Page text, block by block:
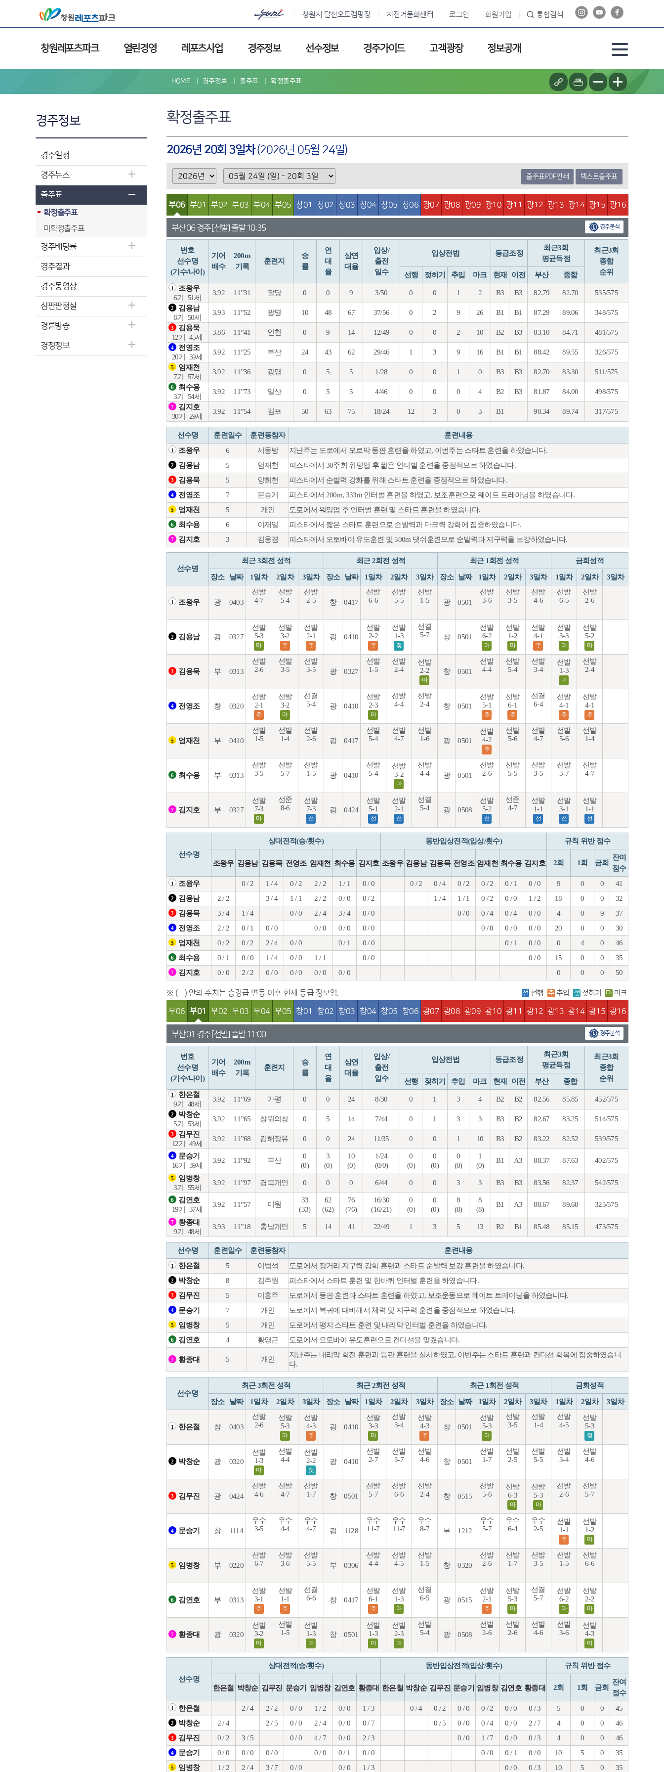
창원시 달천오토캠핑장 자전거문화센터 로그인 회원가입 통합검색
창원레포츠파크 열린경영 레포츠사업 경주정보 선수정보 경주가이드 고객광장 정보공개
경주정보
경주일정
경주뉴스
출주표
확정출주표
미확정출주표
경주배당률
경주결과
경주동영상
심판판정실
경륜방송
경정정보
HOME 경주정보 출주표 확정출주표
확정출주표
2026년 20회 3일차(2026년 05월 24일)
출주표PDF인쇄 텍스트출주표
부06 부01 부02 부03 부04 부05 창01 창02 창03 창04 창05 창06 광07 광08 광09 광10 광11 광12 광13 광14 광15 광16
부산 06 경주 [선발] 출발 10:35 경주분석
번호
선수명
(기수/나이)
기어
배수
200m
기록
훈련지
승
률
연
대
율
삼연
대율
입상/
출전
일수
입상전법 등급조정
최근3회
평균득점
최근3회
종합
순위
선행 젖히기 추입 마크 현재 이전 부산 종합
1
조왕우
6기
51세
3.92 11”31 팔당 0 0 9 3/50 0 0 1 2 B3 B3 82.79 82.70 535/575
2
김용남
8기
50세
3.93 11”52 광명 10 48 67 37/56 0 2 9 26 B1 B1 87.29 89.06 348/575
3
김용묵
12기
45세
3.86 11”41 인천 0 9 14 12/49 0 0 2 10 B2 B3 83.10 84.71 481/575
4
전영조
20기
39세
3.92 11”25 부산 24 43 62 29/46 1 3 9 16 B1 B1 88.42 89.55 326/575
5
엄재천
7기
57세
3.92 11”36 광명 0 5 5 1/28 0 0 1 0 B3 B3 82.70 83.30 511/575
6
최수용
3기
54세
3.92 11”73 일산 0 5 5 4/46 0 0 0 4 B2 B3 81.87 84.00 498/575
7
김지호
30기
29세
3.92 11”54 김포 50 63 75 18/24 12 3 0 3 B1 90.34 89.74 317/575
선수명 훈련일수 훈련동참자 훈련내용
1 조왕우 6 서동방 지난주는 도로에서 오르막 등판 훈련을 하였고, 이번주는 스타트 훈련을 하였습니다.
2 김용남 5 엄재천 피스타에서 30주회 워밍업 후 짧은 인터벌 훈련을 중점적으로 하였습니다.
3 김용묵 5 양희천 피스타에서 순발력 강화를 위해 스타트 훈련을 중점적으로 하였습니다.
4 전영조 7 문승기 피스타에서 200m, 333m 인터벌 훈련을 하였고, 보조훈련으로 웨이트 트레이닝을 하였습니다.
5 엄재천 5 개인 도로에서 워밍업 후 인터벌 훈련 및 스타트 훈련을 하였습니다.
6 최수용 6 이재일 피스타에서 짧은 스타트 훈련으로 순발력과 마크력 강화에 집중하였습니다.
7 김지호 3 김웅겸 피스타에서 오토바이 유도훈련 및 500m 댓쉬훈련으로 순발력과 지구력을 보강하였습니다.
선수명
최근 3회전 성적 최근 2회전 성적 최근 1회전 성적 금회성적
장소 날짜 1일차 2일차 3일차 장소 날짜 1일차 2일차 3일차 장소 날짜 1일차 2일차 3일차 1일차 2일차 3일차
1 조왕우 광 0403
선발
4-7
선발
5-4
선발
2-5
창 0417
선발
6-6
선발
5-5
선발
1-5
광 0501
선발
3-6
선발
3-5
선발
4-6
선발
6-5
선발
2-6
2 김용남 광 0327
선발
5-3
마
선발
3-2
추
선발
2-1
추
광 0410
선발
2-2
추
선발
1-3
젖
선결
5-7
창 0501
선발
6-2
마
선발
1-2
마
선발
4-1
추
선발
3-3
마
선발
5-2
마
3 김용묵 부 0313
선발
2-6
선발
3-5
선발
3-5
광 0327
선발
1-5
선발
2-4
선발
2-2
마
창 0501
선발
4-4
선발
5-4
선발
3-4
선발
1-3
마
선발
2-4
4 전영조 창 0320
선발
2-1
추
선발
3-2
마
선결
5-4
광 0410
선발
2-3
마
선발
4-4
선발
2-4
창 0501
선발
5-1
추
선발
6-1
추
선결
6-4
선발
4-1
추
선발
4-1
추
5 엄재천 부 0410
선발
1-5
선발
1-4
선발
2-6
광 0417
선발
5-4
선발
4-7
선발
1-6
광 0501
선발
4-2
추
선발
5-6
선발
4-7
선발
5-6
선발
1-4
6 최수용 부 0313
선발
3-5
선발
5-7
선발
1-5
광 0410
선발
5-4
선발
3-2
마
선발
4-4
광 0501
선발
2-6
선발
5-5
선발
3-5
선발
3-7
선발
4-7
7 김지호 부 0327
선발
7-3
마
선준
8-6
선발
7-3
선
광 0424
선발
5-1
선
선발
2-1
선
선결
5-4
광 0508
선발
5-2
선
선준
4-7
선발
1-1
선
선발
3-1
선
선발
1-1
선
선수명
상대전적(승/횟수) 동반입상전적(입상/횟수) 규칙 위반 점수
조왕우 김용남 김용묵 전영조 엄재천 최수용 김지호 조왕우 김용남 김용묵 전영조 엄재천 최수용 김지호 2회 1회 금회
잔여
점수
1 조왕우 0 / 2 1 / 4 0 / 2 2 / 2 1 / 1 0 / 0 0 / 2 0 / 4 0 / 2 0 / 2 0 / 1 0 / 0 9 0 0 41
2 김용남 2 / 2 3 / 4 1 / 1 2 / 2 0 / 0 0 / 2 1 / 4 1 / 1 0 / 2 0 / 0 1 / 2 18 0 0 32
3 김용묵 3 / 4 1 / 4 0 / 0 2 / 4 3 / 4 0 / 0 0 / 0 0 / 4 0 / 4 0 / 0 4 0 9 37
4 전영조 2 / 2 0 / 1 0 / 0 0 / 0 0 / 0 0 / 0 0 / 0 0 / 0 0 / 0 20 0 0 30
5 엄재천 0 / 2 0 / 2 2 / 4 0 / 0 0 / 1 0 / 0 0 / 1 0 / 0 0 4 0 46
6 최수용 0 / 1 0 / 0 1 / 4 0 / 0 1 / 1 0 / 0 0 / 0 15 0 0 35
7 김지호 0 / 0 2 / 2 0 / 0 0 / 0 0 / 0 0 / 0 0 0 0 50
※ ( ) 안의 수치는 승강급 변동 이후 현재 등급 정보임. 선 선행 추 추입 젖 젖히기 마 마크
부06 부01 부02 부03 부04 부05 창01 창02 창03 창04 창05 창06 광07 광08 광09 광10 광11 광12 광13 광14 광15 광16
부산 01 경주 [선발] 출발 11:00 경주분석
번호
선수명
(기수/나이)
기어
배수
200m
기록
훈련지
승
률
연
대
율
삼연
대율
입상/
출전
일수
입상전법 등급조정
최근3회
평균득점
최근3회
종합
순위
선행 젖히기 추입 마크 현재 이전 부산 종합
1
한은철
9기
48세
3.92 11”69 가평 0 0 24 8/30 0 1 3 4 B2 B2 82.56 85.85 452/575
2
박창순
5기
53세
3.92 11”65 창원의창 0 5 14 7/44 0 1 3 3 B3 B2 82.67 83.25 514/575
3
김무진
12기
49세
3.92 11”68 김해장유 0 0 24 11/35 0 0 1 10 B3 B2 83.22 82.52 539/575
4
문승기
16기
39세
3.92 11”92 부산
0
(0)
3
(0)
10
(0)
1/24
(0/0)
0
(0)
0
(0)
0
(0)
1
(0)
B1 A3 88.37 87.63 402/575
5
임병창
3기
55세
3.92 11”97 경북개인 0 0 0 6/44 0 0 3 3 B3 B3 83.56 82.37 542/575
6
김연호
19기
37세
3.92 11”57 미원
33
(33)
62
(62)
76
(76)
16/30
(16/21)
0
(0)
0
(0)
8
(8)
8
(8)
B1 A3 88.67 89.60 325/575
7
황종대
9기
48세
3.93 11”18 충남개인 5 14 41 22/49 1 3 5 13 B2 B1 85.48 85.15 473/575
선수명 훈련일수 훈련동참자 훈련내용
1 한은철 5 이범석 도로에서 장거리 지구력 강화 훈련과 스타트 순발력 보강 훈련을 하였습니다.
2 박창순 8 김주원 피스타에서 스타트 훈련 및 한바퀴 인터벌 훈련을 하였습니다.
3 김무진 5 이흥주 도로에서 등판 훈련과 스타트 훈련을 하였고, 보조운동으로 웨이트 트레이닝을 하였습니다.
4 문승기 7 개인 도로에서 복귀에 대비해서 체력 및 지구력 훈련을 중점적으로 하였습니다.
5 임병창 5 개인 도로에서 평지 스타트 훈련 및 내리막 인터벌 훈련을 하였습니다.
6 김연호 4 황영근 도로에서 오토바이 유도훈련으로 컨디션을 맞췄습니다.
7 황종대 5 개인
지난주는 내리막 회전 훈련과 등판 훈련을 실시하였고, 이번주는 스타트 훈련과 컨디션 회복에 집중하였습니
다.
선수명
최근 3회전 성적 최근 2회전 성적 최근 1회전 성적 금회성적
장소 날짜 1일차 2일차 3일차 장소 날짜 1일차 2일차 3일차 장소 날짜 1일차 2일차 3일차 1일차 2일차 3일차
1 한은철 창 0403
선발
2-6
선발
5-3
마
선발
4-3
추
광 0410
선발
3-3
마
선발
3-4
선발
4-3
추
창 0501
선발
5-3
마
선발
3-5
선발
1-4
선발
4-5
선발
5-3
젖
2 박창순 광 0320
선발
1-3
마
선발
4-4
선발
2-2
젖
광 0410
선발
2-7
선발
5-7
선발
4-6
창 0501
선발
1-7
선발
2-5
선발
5-5
선발
3-4
선발
4-6
3 김무진 광 0424
선발
4-6
선발
4-7
선발
1-7
창 0501
선발
5-7
선발
6-6
선발
2-4
창 0515
선발
5-6
선발
6-3
마
선발
5-3
마
선발
2-6
선발
5-7
4 문승기 창 1114
우수
3-5
우수
4-4
우수
4-7
광 1128
우수
11-7
우수
11-7
우수
8-7
부 1212
우수
5-7
우수
6-4
우수
2-5
선발
1-1
추
선발
1-2
마
5 임병창 부 0220
선발
6-7
선발
3-6
선발
5-5
부 0306
선발
4-4
선발
4-5
선발
1-5
창 0320
선발
2-6
선발
1-7
선발
3-5
선발
1-5
선발
6-6
6 김연호 부 0313
선발
3-1
추
선발
1-1
추
선결
6-6
창 0417
선발
6-1
추
선발
1-3
마
선결
6-5
광 0515
선발
2-1
추
선발
5-3
마
선결
5-7
선발
6-2
마
선발
2-2
마
7 황종대 광 0320
선발
3-2
마
선발
1-5
선발
1-3
마
창 0501
선발
1-3
마
선발
2-3
마
선발
5-4
광 0508
선발
2-6
선발
2-6
선발
4-6
선발
3-6
선발
4-3
마
선수명
상대전적(승/횟수) 동반입상전적(입상/횟수) 규칙 위반 점수
한은철 박창순 김무진 문승기 임병창 김연호 황종대 한은철 박창순 김무진 문승기 임병창 김연호 황종대 2회 1회 금회
잔여
점수
1 한은철 2 / 4 2 / 2 0 / 0 1 / 2 0 / 0 1 / 3 0 / 4 0 / 2 0 / 0 0 / 2 0 / 0 0 / 3 5 0 0 45
2 박창순 2 / 4 2 / 5 0 / 0 2 / 4 0 / 0 0 / 7 0 / 5 0 / 0 0 / 4 0 / 0 2 / 7 4 0 0 46
3 김무진 0 / 2 3 / 5 0 / 0 4 / 7 0 / 0 2 / 3 0 / 0 1 / 7 0 / 0 0 / 3 4 0 0 46
4 문승기 0 / 0 0 / 0 0 / 0 0 / 0 0 / 1 0 / 0 0 / 0 0 / 1 0 / 0 10 5 0 35
5 임병창 1 / 2 2 / 4 3 / 7 0 / 0 0 / 0 1 / 3 0 / 0 0 / 3 10 5 0 35